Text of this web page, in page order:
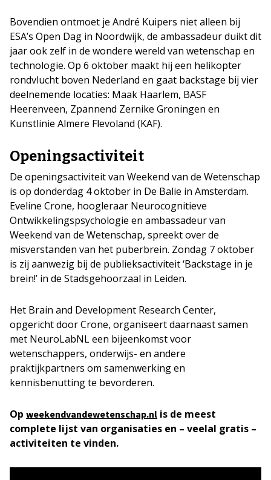
Bovendien ontmoet je André Kuipers niet alleen bij
ESA’s Open Dag in Noordwijk, de ambassadeur duikt dit
jaar ook zelf in de wondere wereld van wetenschap en
technologie. Op 6 oktober maakt hij een helikopter
rondvlucht boven Nederland en gaat backstage bij vier
deelnemende locaties: Maak Haarlem, BASF
Heerenveen, Zpannend Zernike Groningen en
Kunstlinie Almere Flevoland (KAF).
Openingsactiviteit
De openingsactiviteit van Weekend van de Wetenschap
is op donderdag 4 oktober in De Balie in Amsterdam.
Eveline Crone, hoogleraar Neurocognitieve
Ontwikkelingspsychologie en ambassadeur van
Weekend van de Wetenschap, spreekt over de
misverstanden van het puberbrein. Zondag 7 oktober
is zij aanwezig bij de publieksactiviteit ‘Backstage in je
brein!’ in de Stadsgehoorzaal in Leiden.
Het Brain and Development Research Center,
opgericht door Crone, organiseert daarnaast samen
met NeuroLabNL een bijeenkomst voor
wetenschappers, onderwijs- en andere
praktijkpartners om samenwerking en
kennisbenutting te bevorderen.
Op weekendvandewetenschap.nl is de meest
complete lijst van organisaties en – veelal gratis –
activiteiten te vinden.